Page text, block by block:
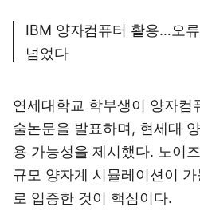
IBM 양자컴퓨터 활용…오
넘었다
연세대학교 학부생이 양자컴
술논문을 발표하며, 현세대
용 가능성을 제시했다. 노이
규모 양자계 시뮬레이션이
로 입증한 것이 핵심이다.